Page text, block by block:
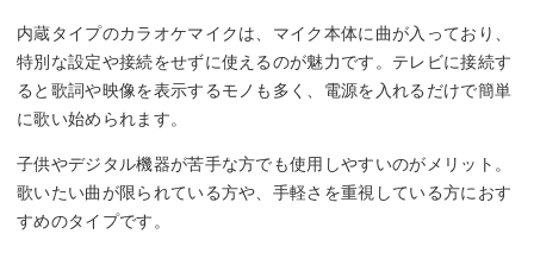
内蔵タイプのカラオケマイクは、マイク本体に曲が入っており、
特別な設定や接続をせずに使えるのが魅力です。テレビに接続す
ると歌詞や映像を表示するモノも多く、電源を入れるだけで簡単
に歌い始められます。
子供やデジタル機器が苦手な方でも使用しやすいのがメリット。
歌いたい曲が限られている方や、手軽さを重視している方におす
すめのタイプです。